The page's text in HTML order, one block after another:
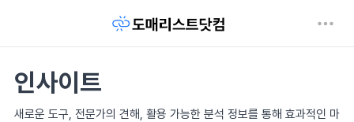
인사이트
새로운 도구, 전문가의 견해, 활용 가능한 분석 정보를 통해 효과적인 마